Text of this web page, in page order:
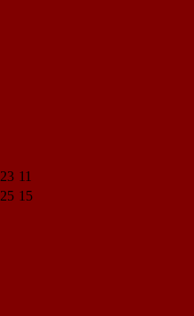
23 11
25 15